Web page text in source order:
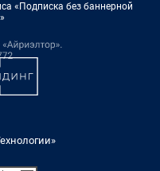
«Подписка без баннерной